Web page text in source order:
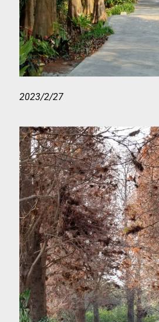
2023/2/27